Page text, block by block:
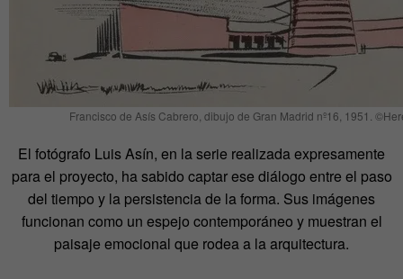
Francisco de Asís Cabrero, dibujo de Gran Madrid nº16, 1951.
El fotógrafo Luis Asín, en la serie realizada expresamente
para el proyecto, ha sabido captar ese diálogo entre el paso
del tiempo y la persistencia de la forma. Sus imágenes
funcionan como un espejo contemporáneo y muestran el
paisaje emocional que rodea a la arquitectura.